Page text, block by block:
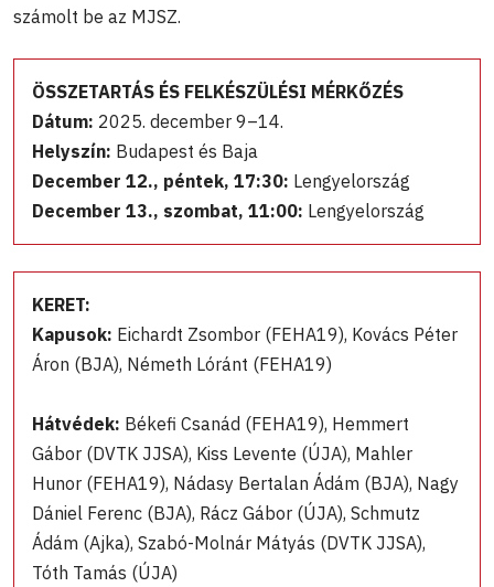
számolt be az MJSZ.
ÖSSZETARTÁS ÉS FELKÉSZÜLÉSI MÉRKŐZÉS
Dátum: 2025. december 9–14.
Helyszín: Budapest és Baja
December 12., péntek, 17:30: Lengyelország
December 13., szombat, 11:00: Lengyelország
KERET:
Kapusok: Eichardt Zsombor (FEHA19), Kovács Péter
Áron (BJA), Németh Lóránt (FEHA19)
Hátvédek: Békefi Csanád (FEHA19), Hemmert
Gábor (DVTK JJSA), Kiss Levente (ÚJA), Mahler
Hunor (FEHA19), Nádasy Bertalan Ádám (BJA), Nagy
Dániel Ferenc (BJA), Rácz Gábor (ÚJA), Schmutz
Ádám (Ajka), Szabó-Molnár Mátyás (DVTK JJSA),
Tóth Tamás (ÚJA)